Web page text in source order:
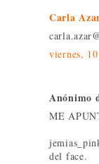
Carla
viernes,
Anónimo
ME
del face.